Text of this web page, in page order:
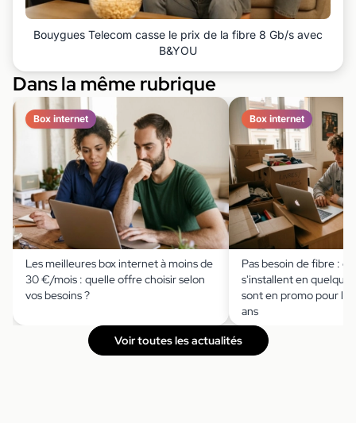
Bouygues Telecom casse le prix de la fibre 8 Gb/s avec
B&YOU
Dans la même rubrique
Box internet
Les meilleures box internet à moins de
30 €/mois : quelle offre choisir selon
vos besoins ?
Box internet
Pas besoin de fibre :
s'installent en
sont en promo pour
ans
Voir toutes les actualités